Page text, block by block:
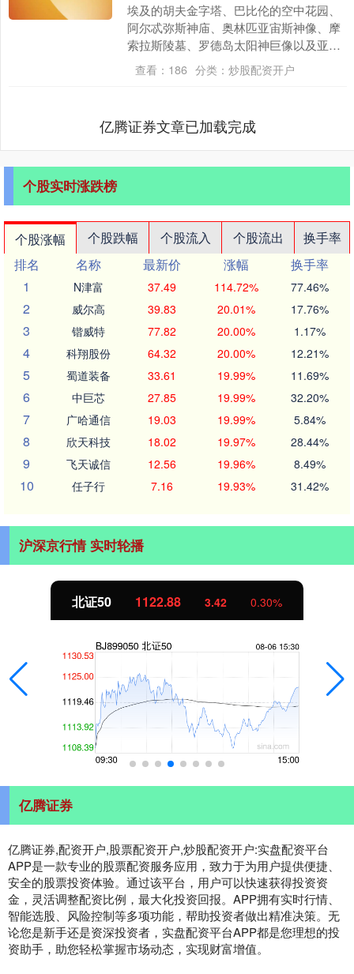
埃及的胡夫金字塔、巴比伦的空中花园、
阿尔忒弥斯神庙、奥林匹亚宙斯神像、摩
索拉斯陵墓、罗德岛太阳神巨像以及亚历
山大灯塔，这七座建筑被公认为世界七大
奇迹。然而云操盘....
查看： 186 分类： 炒股配资开户
亿腾证券文章已加载完成
个股实时涨跌榜
个股涨幅 个股跌幅 个股流入 个股流出
换手率
排名
名称 最新价 涨幅
换手率
1
N津富 37.49 114.72% 77.46%
2 威尔高 39.83 20.01% 17.76%
3 锴威特 77.82 20.00% 1.17%
4 科翔股份 64.32 20.00% 12.21%
5 蜀道装备 33.61 19.99% 11.69%
6 中巨芯 27.85 19.99% 32.20%
7 广哈通信 19.03 19.99% 5.84%
8 欣天科技 18.02 19.97% 28.44%
9 飞天诚信 12.56 19.96% 8.49%
10 任子行 7.16 19.93% 31.42%
沪深京行情 实时轮播
北证50 1122.88 3.42 0.30%
亿腾证券
亿腾证券,配资开户,股票配资开户,炒股配资开户:实盘配资平台
APP是一款专业的股票配资服务应用，致力于为用户提供便捷、
安全的股票投资体验。通过该平台，用户可以快速获得投资资
金，灵活调整配资比例，最大化投资回报。APP拥有实时行情、
智能选股、风险控制等多项功能，帮助投资者做出精准决策。无
论您是新手还是资深投资者，实盘配资平台APP都是您理想的投
资助手，助您轻松掌握市场动态，实现财富增值。